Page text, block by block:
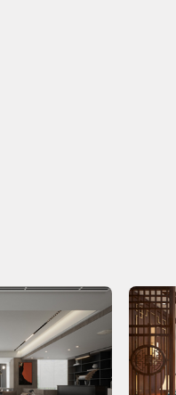
预算为318518 元